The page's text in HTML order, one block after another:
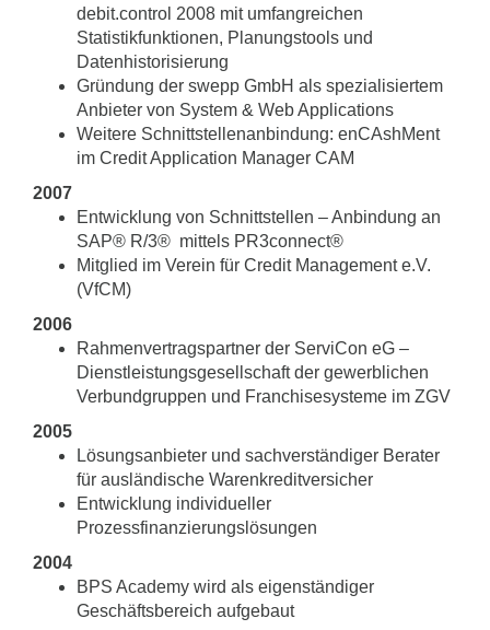
debit.control 2008 mit umfangreichen
Statistikfunktionen, Planungstools und
Datenhistorisierung
Gründung der swepp GmbH als spezialisiertem
Anbieter von System & Web Applications
Weitere Schnittstellenanbindung: enCAshMent
im Credit Application Manager CAM
2007
Entwicklung von Schnittstellen – Anbindung an
SAP® R/3® mittels PR3connect®
Mitglied im Verein für Credit Management e.V.
(VfCM)
2006
Rahmenvertragspartner der ServiCon eG –
Dienstleistungsgesellschaft der gewerblichen
Verbundgruppen und Franchisesysteme im ZGV
2005
Lösungsanbieter und sachverständiger Berater
für ausländische Warenkreditversicher
Entwicklung individueller
Prozessfinanzierungslösungen
2004
BPS Academy wird als eigenständiger
Geschäftsbereich aufgebaut